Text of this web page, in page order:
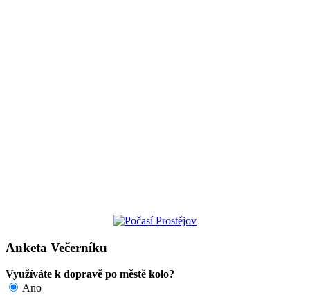
Anketa Večerníku
Využíváte k dopravě po městě kolo?
Ano